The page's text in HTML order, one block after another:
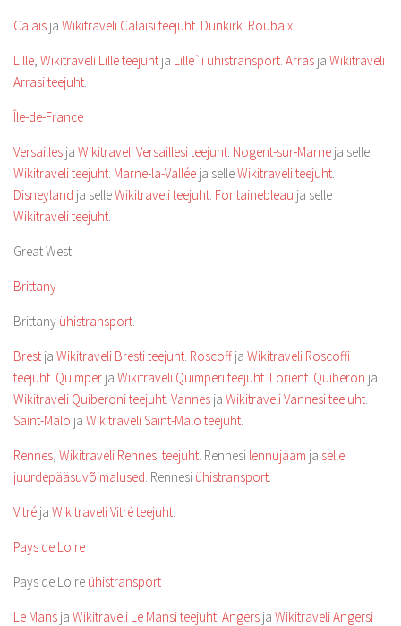
Calais ja Wikitraveli Calaisi teejuht. Dunkirk. Roubaix.
Lille, Wikitraveli Lille teejuht ja Lille`i ühistransport. Arras ja Wikitraveli
Arrasi teejuht.
Île-de-France
Versailles ja Wikitraveli Versaillesi teejuht. Nogent-sur-Marne ja selle
Wikitraveli teejuht. Marne-la-Vallée ja selleWikitraveli teejuht.
Disneyland ja selleWikitraveli teejuht. Fontainebleau ja selle
Wikitraveli teejuht.
Great West
Brittany
Brittany ühistransport.
Brest ja Wikitraveli Bresti teejuht. Roscoffja Wikitraveli Roscoffi
teejuht. Quimper ja Wikitraveli Quimperi teejuht. Lorient. Quiberon ja
Wikitraveli Quiberoni teejuht. Vannes ja Wikitraveli Vannesi teejuht.
Saint-Malo ja Wikitraveli Saint-Malo teejuht.
Rennes, Wikitraveli Rennesi teejuht. Rennesi lennujaam ja selle
juurdepääsuvõimalused. Rennesi ühistransport.
Vitré ja Wikitraveli Vitré teejuht.
Pays de Loire
Pays de Loire ühistransport
Le Mans ja Wikitraveli Le Mansi teejuht. Angers ja Wikitraveli Angersi